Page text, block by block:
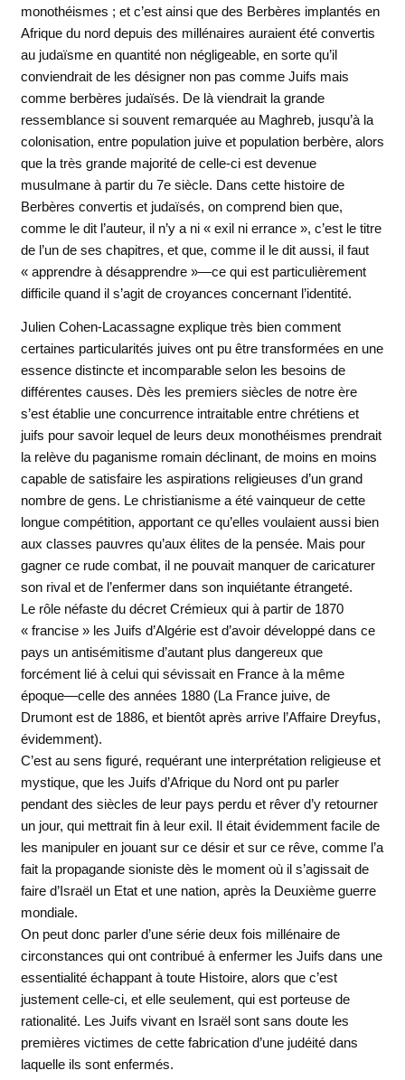
monothéismes ; et c’est ainsi que des Berbères implantés en
Afrique du nord depuis des millénaires auraient été convertis
au judaïsme en quantité non négligeable, en sorte qu’il
conviendrait de les désigner non pas comme Juifs mais
comme berbères judaïsés. De là viendrait la grande
ressemblance si souvent remarquée au Maghreb, jusqu’à la
colonisation, entre population juive et population berbère, alors
que la très grande majorité de celle-ci est devenue
musulmane à partir du 7e siècle. Dans cette histoire de
Berbères convertis et judaïsés, on comprend bien que,
comme le dit l’auteur, il n’y a ni « exil ni errance », c’est le titre
de l’un de ses chapitres, et que, comme il le dit aussi, il faut
« apprendre à désapprendre »—ce qui est particulièrement
difficile quand il s’agit de croyances concernant l’identité.
Julien Cohen-Lacassagne explique très bien comment
certaines particularités juives ont pu être transformées en une
essence distincte et incomparable selon les besoins de
différentes causes. Dès les premiers siècles de notre ère
s’est établie une concurrence intraitable entre chrétiens et
juifs pour savoir lequel de leurs deux monothéismes prendrait
la relève du paganisme romain déclinant, de moins en moins
capable de satisfaire les aspirations religieuses d’un grand
nombre de gens. Le christianisme a été vainqueur de cette
longue compétition, apportant ce qu’elles voulaient aussi bien
aux classes pauvres qu’aux élites de la pensée. Mais pour
gagner ce rude combat, il ne pouvait manquer de caricaturer
son rival et de l’enfermer dans son inquiétante étrangeté.
Le rôle néfaste du décret Crémieux qui à partir de 1870
« francise » les Juifs d’Algérie est d’avoir développé dans ce
pays un antisémitisme d’autant plus dangereux que
forcément lié à celui qui sévissait en France à la même
époque—celle des années 1880 (La France juive, de
Drumont est de 1886, et bientôt après arrive l’Affaire Dreyfus,
évidemment).
C’est au sens figuré, requérant une interprétation religieuse et
mystique, que les Juifs d’Afrique du Nord ont pu parler
pendant des siècles de leur pays perdu et rêver d’y retourner
un jour, qui mettrait fin à leur exil. Il était évidemment facile de
les manipuler en jouant sur ce désir et sur ce rêve, comme l’a
fait la propagande sioniste dès le moment où il s’agissait de
faire d’Israël un Etat et une nation, après la Deuxième guerre
mondiale.
On peut donc parler d’une série deux fois millénaire de
circonstances qui ont contribué à enfermer les Juifs dans une
essentialité échappant à toute Histoire, alors que c’est
justement celle-ci, et elle seulement, qui est porteuse de
rationalité. Les Juifs vivant en Israël sont sans doute les
premières victimes de cette fabrication d’une judéité dans
laquelle ils sont enfermés.